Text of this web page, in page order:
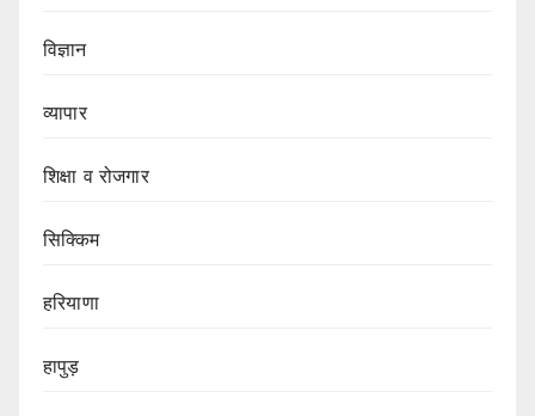
विज्ञान
व्यापार
शिक्षा व रोजगार
सिक्किम
हरियाणा
हापुड़